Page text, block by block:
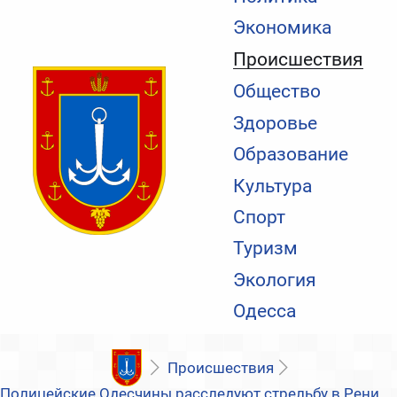
Экономика
Происшествия
Общество
Здоровье
Образование
Культура
Спорт
Туризм
Экология
Одесса
Происшествия